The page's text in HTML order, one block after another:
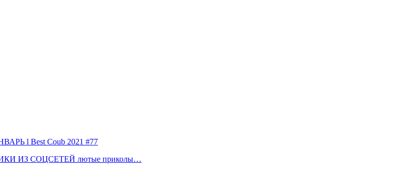
l Best Coub 2021 #77
ИЗ СОЦСЕТЕЙ лютые приколы…